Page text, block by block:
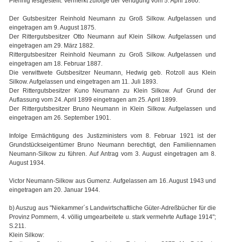
Der Gutsbesitzer Reinhold Neumann zu Groß Silkow. Aufgelassen und
eingetragen am 9. August 1875.
Der Rittergutsbesitzer Otto Neumann auf Klein Silkow. Aufgelassen und
eingetragen am 29. März 1882.
Rittergutsbesitzer Reinhold Neumann zu Groß Silkow. Aufgelassen und
eingetragen am 18. Februar 1887.
Die verwittwete Gutsbesitzer Neumann, Hedwig geb. Rotzoll aus Klein
Silkow. Aufgelassen und eingetragen am 11. Juli 1893.
Der Rittergutsbesitzer Kuno Neumann zu Klein Silkow. Auf Grund der
Auflassung vom 24. April 1899 eingetragen am 25. April 1899.
Der Rittergutsbesitzer Bruno Neumann in Klein Silkow. Aufgelassen und
eingetragen am 26. September 1901.
Infolge Ermächtigung des Justizministers vom 8. Februar 1921 ist der
Grundstückseigentümer Bruno Neumann berechtigt, den Familiennamen
Neumann-Silkow zu führen. Auf Antrag vom 3. August eingetragen am 8.
August 1934.
Victor Neumann-Silkow aus Gumenz. Aufgelassen am 16. August 1943 und
eingetragen am 20. Januar 1944.
b) Auszug aus "Niekammer´s Landwirtschaftliche Güter-Adreßbücher für die
Provinz Pommern, 4. völlig umgearbeitete u. stark vermehrte Auflage 1914";
S.211.
Klein Silkow: